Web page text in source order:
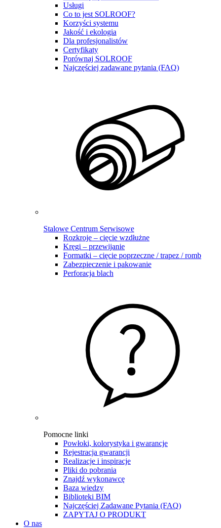
Usługi
Co to jest SOLROOF?
Korzyści systemu
Jakość i ekologia
Dla profesjonalistów
Certyfikaty
Porównaj SOLROOF
Najczęściej zadawane pytania (FAQ)
Stalowe Centrum Serwisowe
Rozkroje – cięcie wzdłużne
Kręgi – przewijanie
Formatki – cięcie poprzeczne / trapez / romb
Zabezpieczenie i pakowanie
Perforacja blach
Pomocne linki
Powłoki, kolorystyka i gwarancje
Rejestracja gwarancji
Realizacje i inspiracje
Pliki do pobrania
Znajdź wykonawcę
Baza wiedzy
Biblioteki BIM
Najczęściej Zadawane Pytania (FAQ)
ZAPYTAJ O PRODUKT
O nas